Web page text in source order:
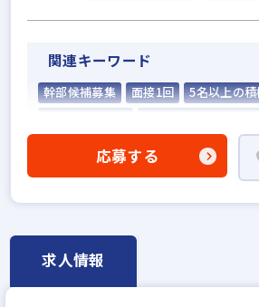
関連キーワード
幹部候補募集 面接1回
5名以上の
不動産売買仲介経験者歓迎
固定給25万円以上
学歴不問
資格支援制度あり
研修制度あり
応募する
求人情報